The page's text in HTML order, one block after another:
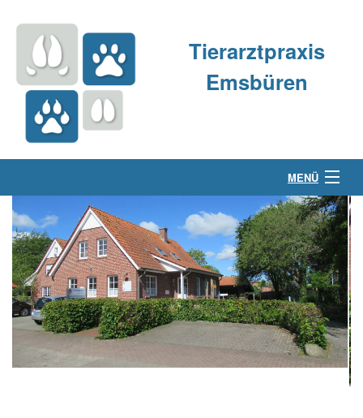
Tierarztpraxis
Emsbüren
MENÜ
Über uns
Kleintierpraxis
Großtierpraxis
Kontakt & Anfahrt